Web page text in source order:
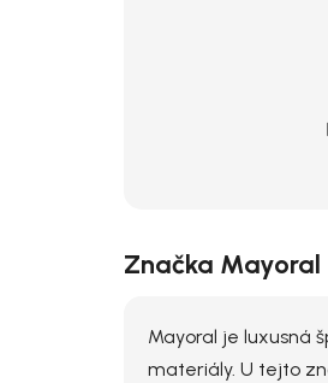
Značka Mayoral
Mayoral je luxusná
materiály. U tejto